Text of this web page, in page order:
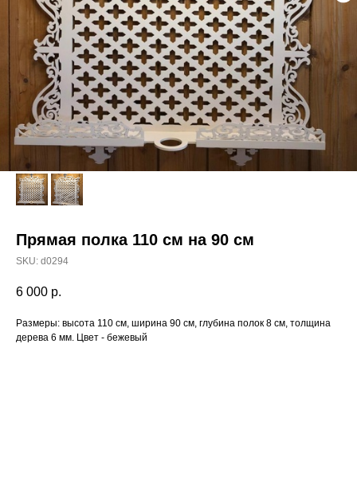
Прямая полка 110 см на 90 см
SKU: d0294
6 000 р.
Размеры: высота 110 см, ширина 90 см, глубина полок 8 см, толщина
дерева 6 мм. Цвет - бежевый